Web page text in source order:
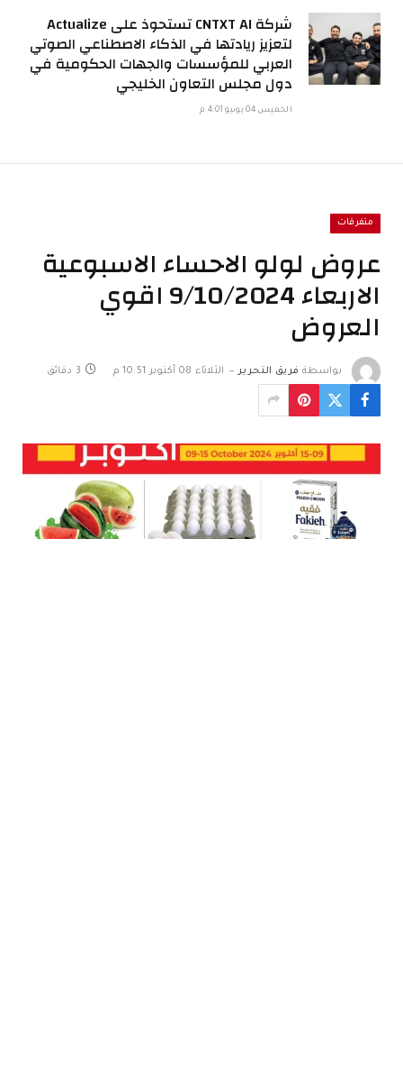
شركة CNTXT AI تستحوذ على Actualize
لتعزيز ريادتها في الذكاء الاصطناعي الصوتي
العربي للمؤسسات والجهات الحكومية في
دول مجلس التعاون الخليجي
الخميس 04 يونيو 4:01 م
متفرقات
عروض لولو الاحساء الاسبوعية
الاربعاء 9/10/2024 اقوي
العروض
بواسطة فريق التحرير الثلاثاء 08 أكتوبر 10:51 م 3 دقائق